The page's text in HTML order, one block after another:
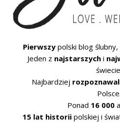
Pierwszy polski blog ślubny,
Jeden z najstarszychi
Najbardziej
Polsce.
Ponad 16 000
15 lat historiipolskiej i